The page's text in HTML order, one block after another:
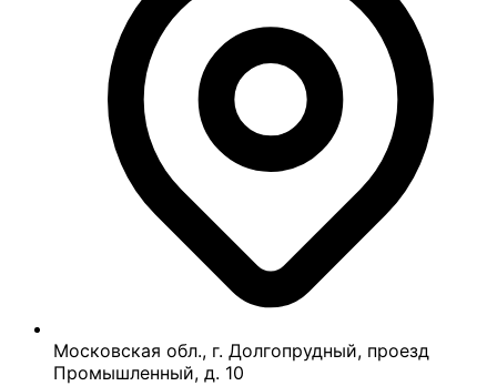
Московская обл., г. Долгопрудный, проезд
Промышленный, д. 10